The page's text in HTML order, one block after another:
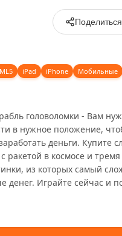
Поделиться
iPad iPhone Мобильные
головоломки - Вам
в нужное положение,
деньги. Купите
ракетой в космосе и
из которых самый
денег. Играйте сейчас и